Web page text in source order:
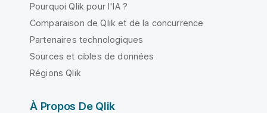
Pourquoi Qlik pour l'IA ?
Comparaison de Qlik et de la concurrence
Partenaires technologiques
Sources et cibles de données
Régions Qlik
À Propos De Qlik